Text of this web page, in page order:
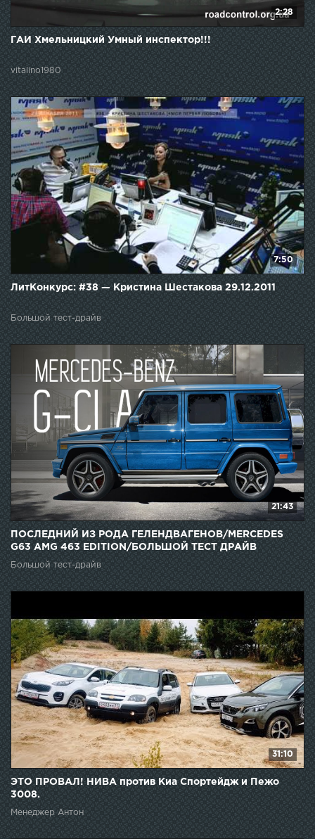
2:28
ГАИ Хмельницкий Умный инспектор!!!
vitalino1980
7:50
ЛитКонкурс: #38 — Кристина Шестакова 29.12.2011
Большой тест-драйв
21:43
ПОСЛЕДНИЙ ИЗ РОДА ГЕЛЕНДВАГЕНОВ/MERCEDES
G63 AMG 463 EDITION/БОЛЬШОЙ ТЕСТ ДРАЙВ
Большой тест-драйв
31:10
ЭТО ПРОВАЛ! НИВА против Киа Спортейдж и Пежо
3008.
Менеджер Антон